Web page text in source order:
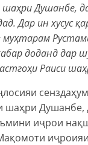
шаҳри Душанбе,
Дар ин хусус
доданд дар
Раиси
шаҳри
иҷрои